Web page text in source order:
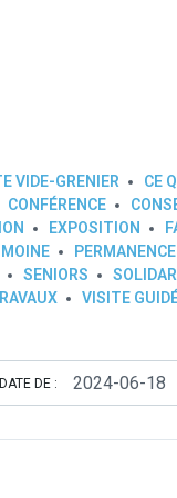
VIDE-GRENIER CE
CONFÉRENCE
EXPOSITION
SENIORS
VISITE
DATE DE :